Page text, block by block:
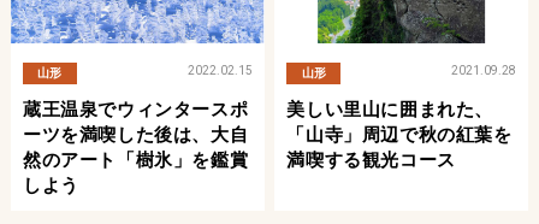
山形 2022.02.15
蔵王温泉でウィンタースポ
ーツを満喫した後は、大自
然のアート「樹氷」を鑑賞
しよう
山形 2021.09.28
美しい里山に囲まれた、
「山寺」周辺で秋の紅葉を
満喫する観光コース